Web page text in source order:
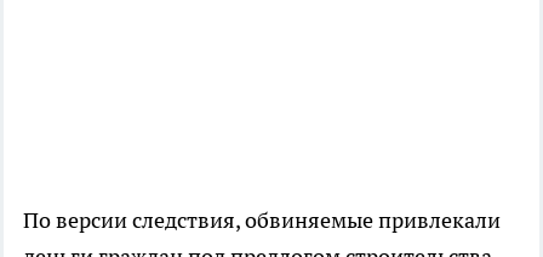
По версии следствия, обвиняемые привлекали